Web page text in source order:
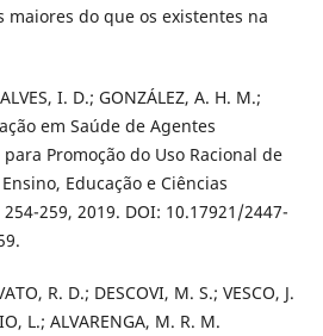
maiores do que os existentes na
I. D.; GONZÁLEZ, A. H. M.;
em Saúde de Agentes
Promoção do Uso Racional de
Educação e Ciências
259, 2019. DOI: 10.17921/2447-
R. D.; DESCOVI, M. S.; VESCO, J.
L.; ALVARENGA, M. R. M.